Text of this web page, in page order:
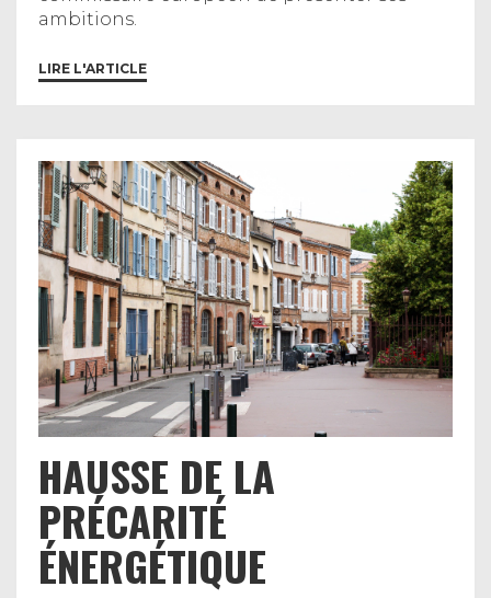
ambitions.
LIRE L'ARTICLE
HAUSSE DE LA
PRÉCARITÉ
ÉNERGÉTIQUE